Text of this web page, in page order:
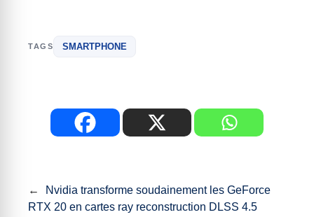
TAGS SMARTPHONE
←
Nvidia transforme soudainement les GeForce
RTX 20 en cartes ray reconstruction DLSS 4.5